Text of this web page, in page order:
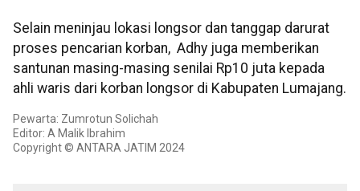
Selain meninjau lokasi longsor dan tanggap darurat
proses pencarian korban, Adhy juga memberikan
santunan masing-masing senilai Rp10 juta kepada
ahli waris dari korban longsor di Kabupaten Lumajang.
Pewarta: Zumrotun Solichah
Editor: A Malik Ibrahim
Copyright © ANTARA JATIM 2024